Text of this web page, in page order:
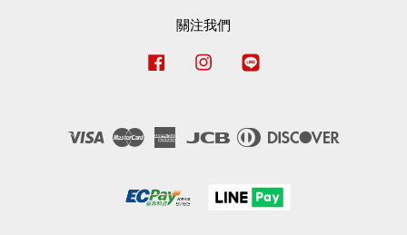
關注我們
Facebook Instagram
Visa Master
American
JCB
Diners